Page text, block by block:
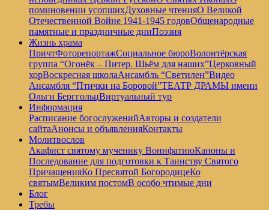
поминовении усопшихДуховные чтенияО Великой
Отечественной Войне 1941-1945 годовОбщенародные
памятные и праздничные дниПоэзия
Жизнь храма
ПричтФоторепортажСоциальное бюроВолонтёрская
группа “Огонёк – Питер. Шьём для наших”Церковный
хорВоскресная школаАнсамбль “Светилен”Видео
Ансамбля “Птички на Боровой”ТЕАТР ДРАМЫ имени
Ольги БерггольцВиртуальный тур
Информация
Расписание богослуженийАвторы и создатели
сайтаАнонсы и объявленияКонтакты
Молитвослов
Акафист святому мученику ВонифатиюКаноны и
Последование для подготовки к Таинству Святого
ПричащенияКо Пресвятой БогородицеКо
святымВеликим постомВ особо чтимые дни
Блог
Требы